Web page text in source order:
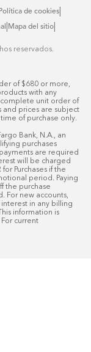
de cookies|
Mapa del sitio
reservados.
of $680 or more,
with any
complete unit order of
and prices are subject
of purchase only.
Bank, N.A., an
purchases
are required
will be charged
Purchases if the
period. Paying
the purchase
For new accounts,
interest in any billing
information is
current